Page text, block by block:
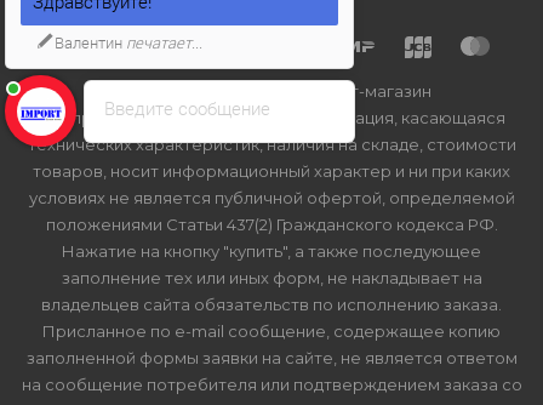
2026 © Import-bt.ru - интернет-магазин
Вся представленная на сайте информация, касающаяся
технических характеристик, наличия на складе, стоимости
товаров, носит информационный характер и ни при каких
условиях не является публичной офертой, определяемой
положениями Статьи 437(2) Гражданского кодекса РФ.
Нажатие на кнопку "купить", а также последующее
заполнение тех или иных форм, не накладывает на
владельцев сайта обязательств по исполнению заказа.
Присланное по e-mail сообщение, содержащее копию
заполненной формы заявки на сайте, не является ответом
на сообщение потребителя или подтверждением заказа со
Введите сообщение
Валентин печатает...